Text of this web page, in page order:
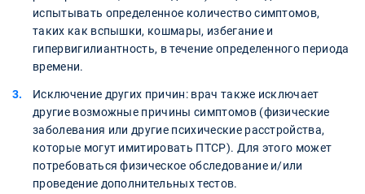
испытывать определенное количество симптомов,
таких как вспышки, кошмары, избегание и
гипервигилиантность, в течение определенного периода
времени.
Исключение других причин: врач также исключает
другие возможные причины симптомов (физические
заболевания или другие психические расстройства,
которые могут имитировать ПТСР). Для этого может
потребоваться физическое обследование и/или
проведение дополнительных тестов.